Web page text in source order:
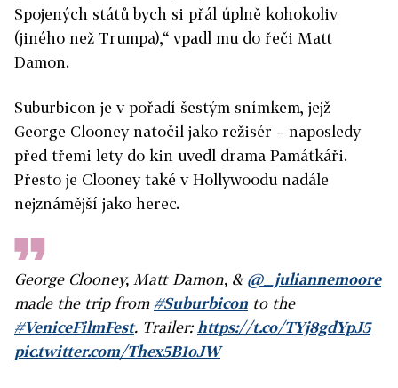
Spojených států bych si přál úplně kohokoliv
(jiného než Trumpa),“ vpadl mu do řeči Matt
Damon.
Suburbicon je v pořadí šestým snímkem, jejž
George Clooney natočil jako režisér – naposledy
před třemi lety do kin uvedl drama Památkáři.
Přesto je Clooney také v Hollywoodu nadále
nejznámější jako herec.
George Clooney, Matt Damon, & @_juliannemoore
made the trip from #Suburbicon to the
#VeniceFilmFest. Trailer: https://t.co/TYj8gdYpJ5
pic.twitter.com/Thex5B1oJW